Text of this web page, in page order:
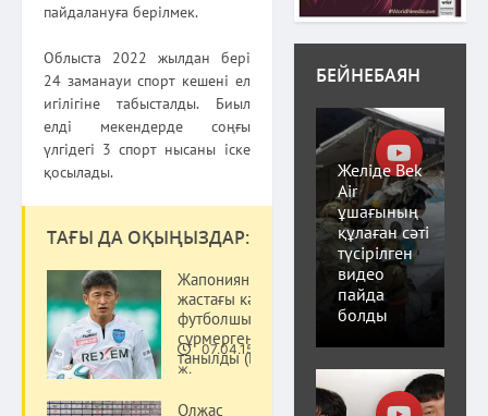
пайдалануға берілмек.
Облыста 2022 жылдан бері
24 заманауи спорт кешені ел
игілігіне табысталды. Биыл
елді мекендерде соңғы
үлгідегі 3 спорт нысаны іске
қосылады.
ТАҒЫ ДА ОҚЫҢЫЗДАР:
Жапонияның 48
жастағы кәсіпқой
футболшысы
сұрмергендігімен
танылды (ВИДЕО)
07.04.15
ж.
Олжас
БЕЙНЕБАЯН
Желіде Bek
Air
ұшағының
құлаған сәті
түсірілген
видео
пайда
болды